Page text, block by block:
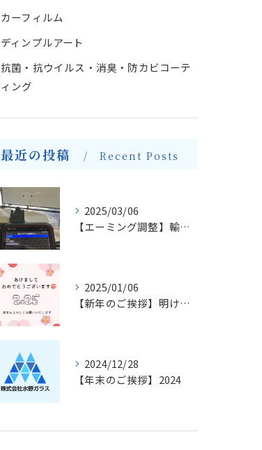
カーフィルム
ディンプルアート
抗菌・抗ウイルス・消臭・防カビコーテ
ィング
最近の投稿 Recent Posts
2025/03/06
【エーミング調整】輸入車のフロントガラス交換とエーミングについて
2025/01/06
【新年のご挨拶】明けましておめでとうございます
2024/12/28
【年末のご挨拶】2024